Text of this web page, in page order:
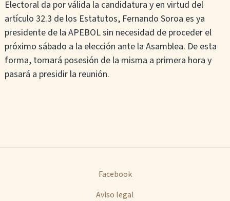
Electoral da por válida la candidatura y en virtud del
artículo 32.3 de los Estatutos, Fernando Soroa es ya
presidente de la APEBOL sin necesidad de proceder el
próximo sábado a la elección ante la Asamblea. De esta
forma, tomará posesión de la misma a primera hora y
pasará a presidir la reunión.
Facebook
Aviso legal